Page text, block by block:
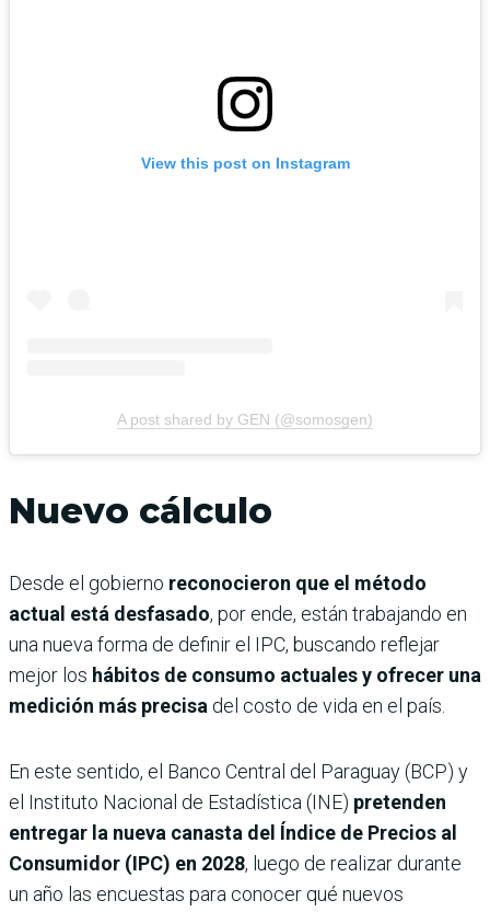
View this post on Instagram
A post shared by GEN (@somosgen)
Nuevo cálculo
Desde el gobierno reconocieron que el método
actual está desfasado, por ende, están trabajando en
una nueva forma de definir el IPC, buscando reflejar
mejor los hábitos de consumo actuales y ofrecer una
medición más precisa del costo de vida en el país.
En este sentido, el Banco Central del Paraguay (BCP) y
el Instituto Nacional de Estadística (INE) pretenden
entregar la nueva canasta del Índice de Precios al
Consumidor (IPC) en 2028, luego de realizar durante
un año las encuestas para conocer qué nuevos